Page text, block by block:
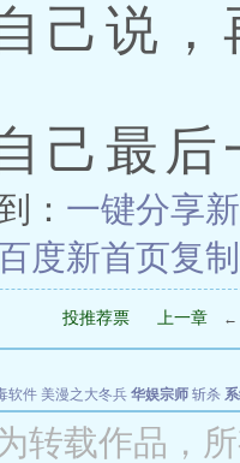
说，
最后
： 一键分享
度新首页复
投推荐票 上一章 ←
软件 美漫之大冬兵 华娱宗师 斩杀
能巨星 绝对交易 全职武神 位面复
转载作品，